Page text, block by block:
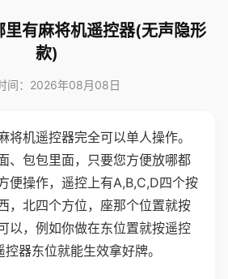
有麻将机遥控器(无声隐形
款)
间：2026年08月08日
将机遥控器完全可以单人操作。
、包包里面，只要您方便放哪都
便操作，遥控上有A,B,C,D四个按
，北四个方位，座那个位置就按
以，例如你做在东位置就按遥控
器东位就能生效拿好牌。